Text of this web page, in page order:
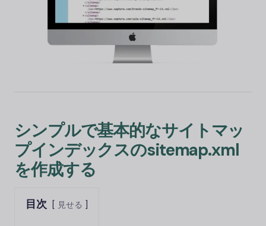
シンプルで基本的なサイトマッ
プインデックスのsitemap.xml
を作成する
目次 見せる